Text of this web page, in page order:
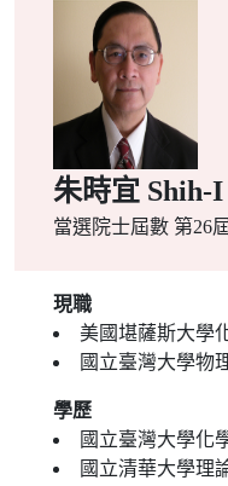
朱時宜 Shih-
當選院士屆數 第26
現職
美國堪薩斯大學
國立臺灣大學物
學歷
國立臺灣大學化
國立清華大學理